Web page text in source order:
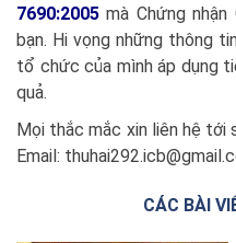
7690:2005 mà Chứng
bạn. Hi vọng những thông
tổ chức của mình áp dụng
quả.
Mọi thắc mắc xin liên hệ tới
Email:
CÁC BÀI